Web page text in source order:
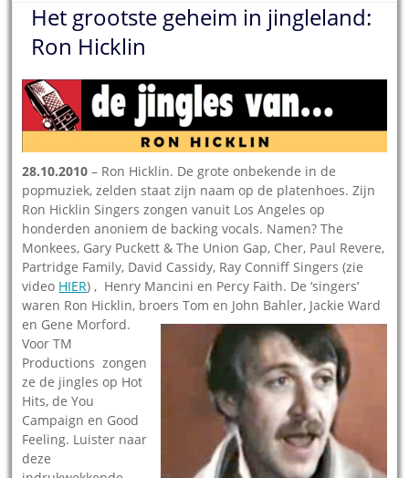
Het grootste geheim in jingleland:
Ron Hicklin
28.10.2010 – Ron Hicklin. De grote onbekende in de
popmuziek, zelden staat zijn naam op de platenhoes. Zijn
Ron Hicklin Singers zongen vanuit Los Angeles op
honderden anoniem de backing vocals. Namen? The
Monkees, Gary Puckett & The Union Gap, Cher, Paul Revere,
Partridge Family, David Cassidy, Ray Conniff Singers (zie
video HIER) , Henry Mancini en Percy Faith. De ‘singers’
waren Ron Hicklin, broers Tom en John Bahler, Jackie Ward
en Gene Morford.
Voor TM
Productions zongen
ze de jingles op Hot
Hits, de You
Campaign en Good
Feeling. Luister naar
deze